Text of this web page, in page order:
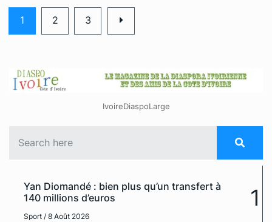
1 2 3
IvoireDiaspoLarge
Yan Diomandé : bien plus qu’un transfert à
140 millions d’euros
Sport / 8 Août 2026
1